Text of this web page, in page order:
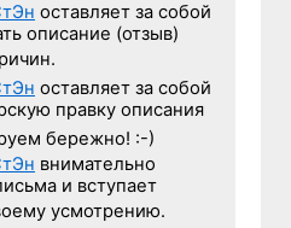
оставляет за собой
описание (отзыв)
оставляет за собой
правку описания
бережно! :-)
внимательно
и вступает
усмотрению.